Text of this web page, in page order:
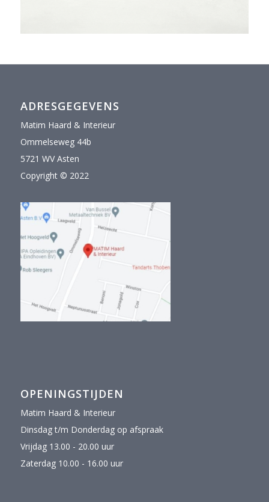
ADRESGEGEVENS
Matim Haard & Interieur
Ommelseweg 44b
5721 WV Asten
Copyright © 2022
OPENINGSTIJDEN
Matim Haard & Interieur
Dinsdag t/m Donderdag op afspraak
Vrijdag 13.00 - 20.00 uur
Zaterdag 10.00 - 16.00 uur